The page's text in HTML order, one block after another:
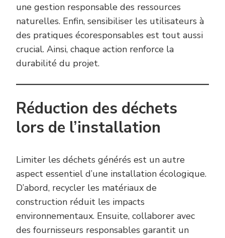
une gestion responsable des ressources
naturelles. Enfin, sensibiliser les utilisateurs à
des pratiques écoresponsables est tout aussi
crucial. Ainsi, chaque action renforce la
durabilité du projet.
Réduction des déchets
lors de l’installation
Limiter les déchets générés est un autre
aspect essentiel d’une installation écologique.
D’abord, recycler les matériaux de
construction réduit les impacts
environnementaux. Ensuite, collaborer avec
des fournisseurs responsables garantit un